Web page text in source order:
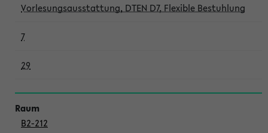
Vorlesungsausstattung, DTEN D7, Flexible Bestuhlung
7
29
B2-212